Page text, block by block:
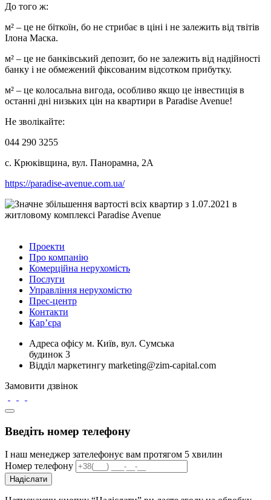
До того ж:
м² – це не біткоїн, бо не стрибає в ціні і не залежить від твітів
Ілона Маска.
м² – це не банківський депозит, бо не залежить від надійності
банку і не обмежений фіксованим відсотком прибутку.
м² – це колосальна вигода, особливо якщо це інвестиція в
останні дні низьких цін на квартири в Paradise Avenue!
Не зволікайте:
044 290 3255
с. Крюківщина, вул. Панорамна, 2А
https://paradise-avenue.com.ua/
Проекти
Про компанію
Комерційна нерухомість
Послуги
Управління нерухомістю
Прес-центр
Контакти
Кар’єра
Адреса офісу м. Київ, вул. Сумська
будинок 3
Відділ маркетингу marketing@zim-capital.com
Замовити дзвінок
Введіть номер телефону
І наш менеджер зателефонує вам протягом 5 хвилин
Номер телефону
Надіслати